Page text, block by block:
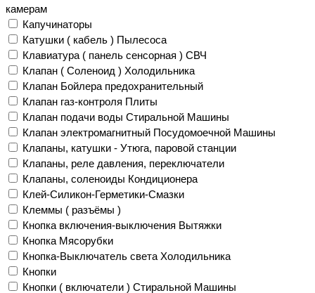
камерам
Капучинаторы
Катушки ( кабель ) Пылесоса
Клавиатура ( панель сенсорная ) СВЧ
Клапан ( Соленоид ) Холодильника
Клапан Бойлера предохранительный
Клапан газ-контроля Плиты
Клапан подачи воды Стиральной Машины
Клапан электромагнитный Посудомоечной Машины
Клапаны, катушки - Утюга, паровой станции
Клапаны, реле давления, переключатели
Клапаны, соленоиды Кондиционера
Клей-Силикон-Герметики-Смазки
Клеммы ( разъёмы )
Кнопка включения-выключения Вытяжки
Кнопка Мясорубки
Кнопка-Выключатель света Холодильника
Кнопки
Кнопки ( включатели ) Стиральной Машины